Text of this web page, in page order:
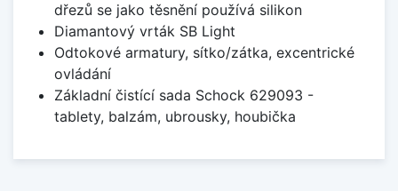
dřezů se jako těsnění používá silikon
Diamantový vrták SB Light
Odtokové armatury, sítko/zátka, excentrické
ovládání
Základní čistící sada Schock 629093 -
tablety, balzám, ubrousky, houbička